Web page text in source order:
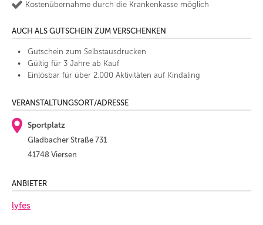
Kostenübernahme durch die Krankenkasse möglich
AUCH ALS GUTSCHEIN ZUM VERSCHENKEN
Gutschein zum Selbstausdrucken
Gültig für 3 Jahre ab Kauf
Einlösbar für über 2.000 Aktivitäten auf Kindaling
VERANSTALTUNGSORT/ADRESSE
Sportplatz
Gladbacher Straße 731
41748 Viersen
ANBIETER
lyfes